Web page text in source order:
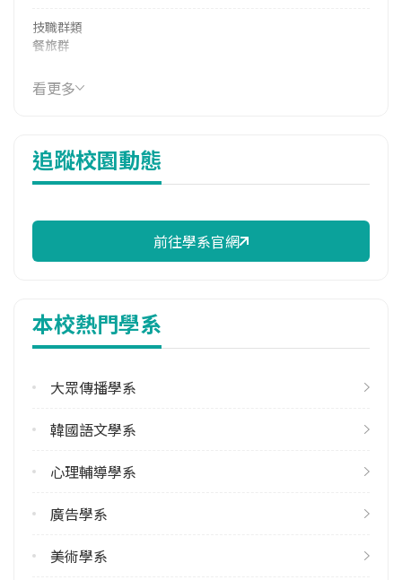
技職群類
餐旅群
114年學費
38,055 元/學期
8,370 元/學期
114年註冊率
113學年度下學期
修輔系人數
113學年度上學期
2
雙主修人數
113學年度下學期
看更多
追蹤校園動態
前往學系官網
本校熱門學系
大眾傳播學系
韓國語文學系
心理輔導學系
廣告學系
美術學系